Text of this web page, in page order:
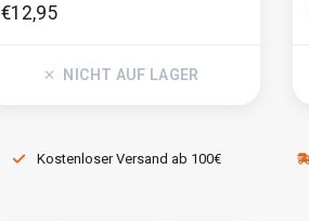
€12,95
NICHT AUF LAGER
Kostenloser Versand ab 100€